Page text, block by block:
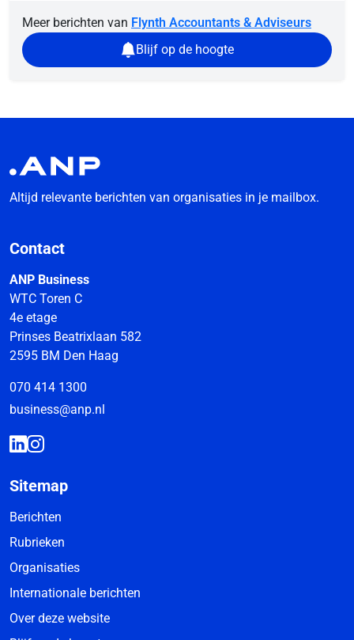
Meer berichten van Flynth Accountants & Adviseurs
Blijf op de hoogte
Altijd relevante berichten van organisaties in je mailbox.
Contact
ANP Business
WTC Toren C
4e etage
Prinses Beatrixlaan 582
2595 BM Den Haag
070 414 1300
business@anp.nl
Sitemap
Berichten
Rubrieken
Organisaties
Internationale berichten
Over deze website